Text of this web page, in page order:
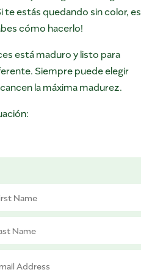
te estás quedando sin color, es
cómo hacerlo!
está maduro y listo para
Siempre puede elegir
la máxima madurez.